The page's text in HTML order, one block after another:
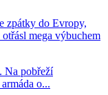
zpátky do Evropy,
mega výbuchem
Na pobřeží
o...